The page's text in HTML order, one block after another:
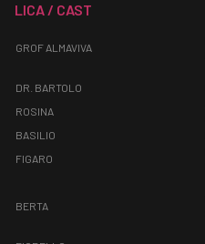
LICA / CAST
GROF ALMAVIVA
DR. BARTOLO
ROSINA
BASILIO
FIGARO
BERTA